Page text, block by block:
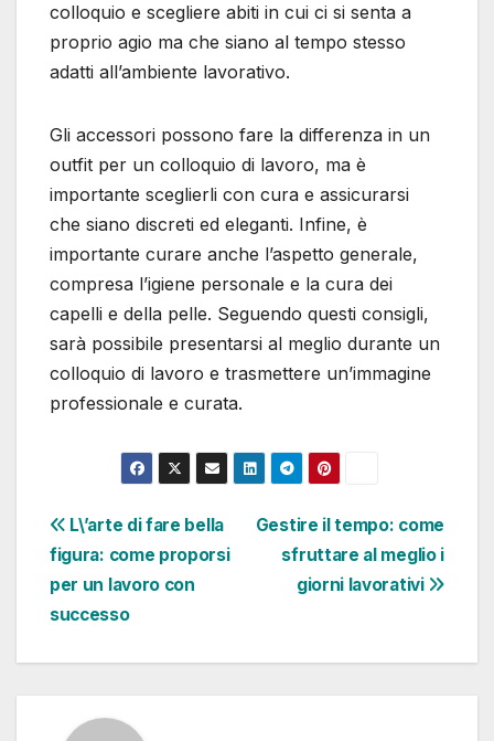
colloquio e scegliere abiti in cui ci si senta a
proprio agio ma che siano al tempo stesso
adatti all’ambiente lavorativo.
Gli accessori possono fare la differenza in un
outfit per un colloquio di lavoro, ma è
importante sceglierli con cura e assicurarsi
che siano discreti ed eleganti. Infine, è
importante curare anche l’aspetto generale,
compresa l’igiene personale e la cura dei
capelli e della pelle. Seguendo questi consigli,
sarà possibile presentarsi al meglio durante un
colloquio di lavoro e trasmettere un’immagine
professionale e curata.
Navigazione
articoli
Gestire il tempo: come
sfruttare al meglio i
giorni lavorativi
L\’arte di fare bella
figura: come proporsi
per un lavoro con
successo